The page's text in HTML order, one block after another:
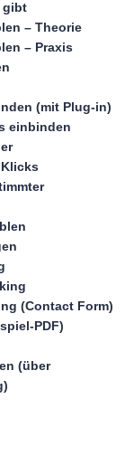
gibt
– Theorie
– Praxis
(mit Plug-in)
einbinden
(Contact Form)
PDF)
(über